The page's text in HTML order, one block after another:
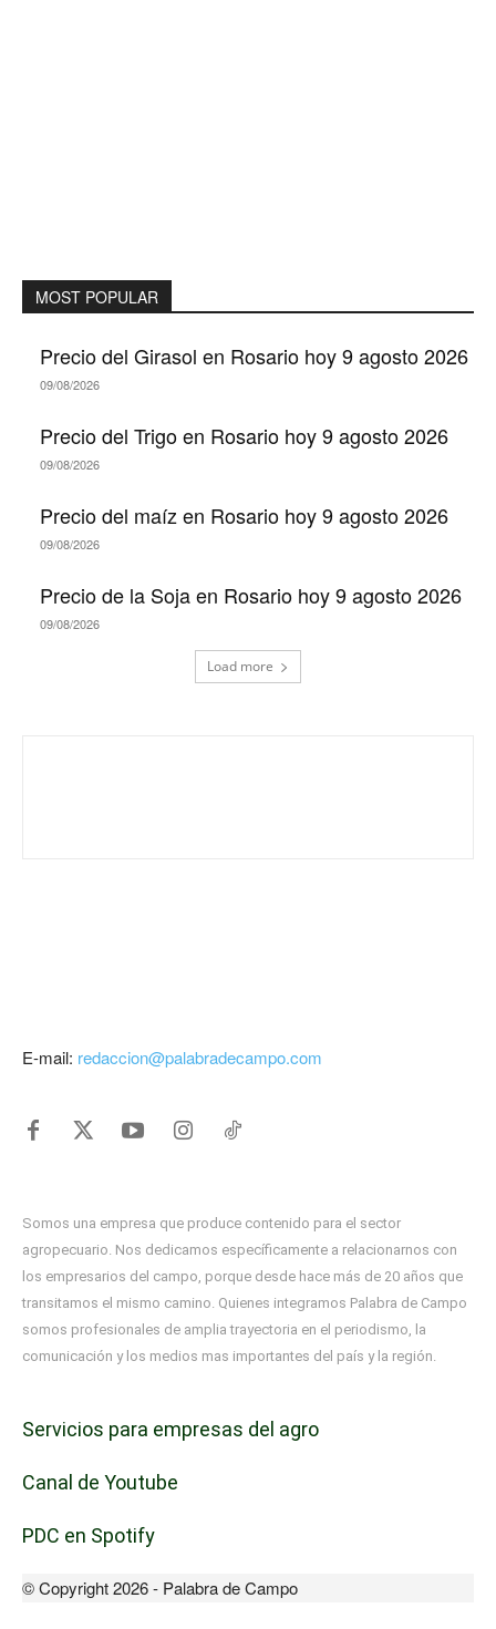
MOST POPULAR
Precio del Girasol en Rosario hoy 9 agosto 2026
09/08/2026
Precio del Trigo en Rosario hoy 9 agosto 2026
09/08/2026
Precio del maíz en Rosario hoy 9 agosto 2026
09/08/2026
Precio de la Soja en Rosario hoy 9 agosto 2026
09/08/2026
Load more
E-mail: redaccion@palabradecampo.com
Somos una empresa que produce contenido para el sector
agropecuario. Nos dedicamos específicamente a relacionarnos con
los empresarios del campo, porque desde hace más de 20 años que
transitamos el mismo camino. Quienes integramos Palabra de Campo
somos profesionales de amplia trayectoria en el periodismo, la
comunicación y los medios mas importantes del país y la región.
Servicios para empresas del agro
Canal de Youtube
PDC en Spotify
© Copyright 2026 - Palabra de Campo